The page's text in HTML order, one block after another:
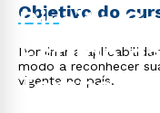
Direito
Estudo
Tempo
Objetivo do
Dominar a
modo a reconhecer
vigente no país.